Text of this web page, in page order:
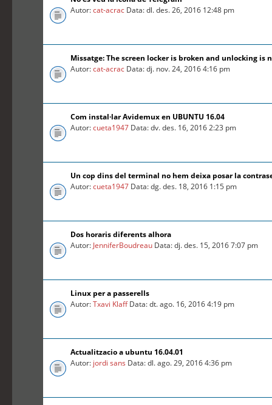
Autor:cat-acrac Data: dl. des. 26, 2016 12:48 pm
Missatge: The screen locker is broken and unlocking is
Autor:cat-acrac Data: dj. nov. 24, 2016 4:16 pm
Com instal·lar Avidemux en UBUNTU 16.04
Autor:cueta1947 Data: dv. des. 16, 2016 2:23 pm
Un cop dins del terminal no hem deixa posar la
Autor:cueta1947 Data: dg. des. 18, 2016 1:15 pm
Dos horaris diferents alhora
Autor: JenniferBoudreau Data: dj. des. 15, 2016 7:07 pm
Linux per a passerells
Autor:Txavi KlaffData: dt. ago. 16, 2016 4:19 pm
Actualitzacio a ubuntu 16.04.01
Autor: jordi sans Data: dl. ago. 29, 2016 4:36 pm